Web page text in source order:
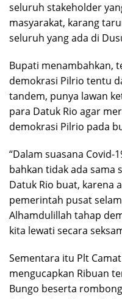
seluruh stakeholder
masyarakat, karang
seluruh yang ada di
Bupati menambahkan,
demokrasi Pilrio tentu
tandem, punya lawan
para Datuk Rio agar
demokrasi Pilrio pada
“Dalam suasana
bahkan tidak ada sama
Datuk Rio buat, karena
pemerintah pusat
Alhamdulillah tahap
kita lewati secara
Sementara itu Plt
mengucapkan Ribuan
Bungo beserta